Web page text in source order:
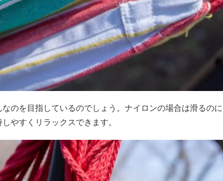
のを目指しているのでしょう。ナイロンの場合は滑るのに
やすくリラックスできます。